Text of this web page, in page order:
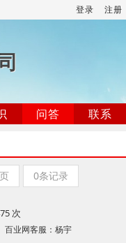
登录 注册
问答
联系
0条记录
次
业网客服：杨宇